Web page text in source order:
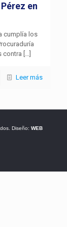
en
cumplía los
contra […]
Leer más
Diseño: WEB